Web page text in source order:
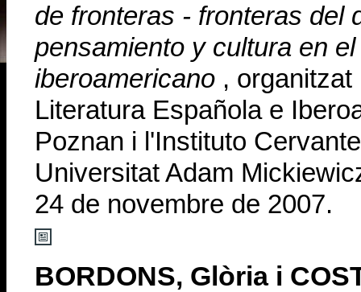
de fronteras - fronteras del
pensamiento y cultura en
iberoamericano ,
Literatura Española e
Poznan i l'Instituto
Universitat Adam
24 de novembre de 2007.
BORDONS, Glòria i